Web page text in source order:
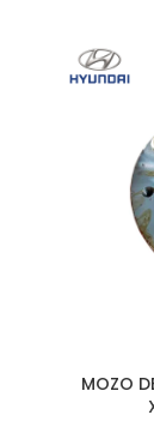
AÑADIR
MOZO